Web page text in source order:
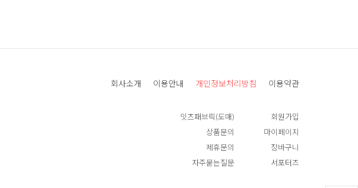
회사소개 이용안내 개인정보처리방침 이용약관
잇츠패브릭(도매)
상품문의
제휴문의
자주묻는질문
회원가입
마이페이지
장바구니
서포터즈